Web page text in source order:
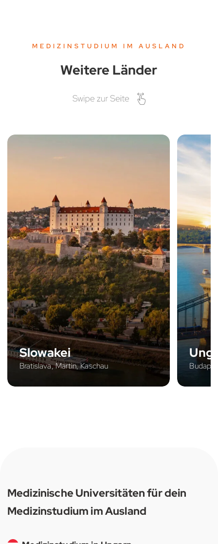
MEDIZINSTUDIUM IM AUSLAND
Weitere Länder
Slowakei
Bratislava, Martin, Kaschau
Medizinische Universitäten für dein
Medizinstudium im Ausland